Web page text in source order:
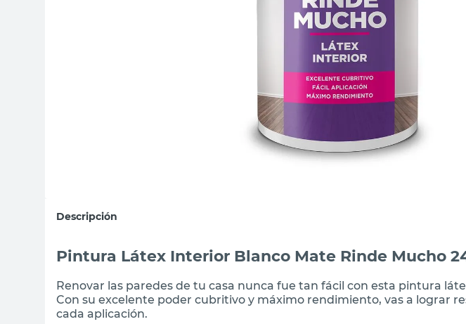
Descripción
Pintura Látex Interior Blanco Mate Rinde Mucho
Renovar las paredes de tu casa nunca fue tan fácil con esta pintura
Con su excelente poder cubritivo y máximo rendimiento, vas a lograr
cada aplicación.